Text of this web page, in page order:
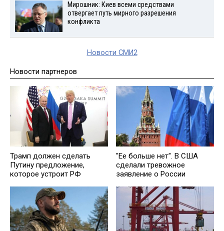
Мирошник: Киев всеми средствами
отвергает путь мирного разрешения
конфликта
Новости СМИ2
Новости партнеров
Трамп должен сделать
Путину предложение,
которое устроит РФ
"Ее больше нет". В США
сделали тревожное
заявление о России